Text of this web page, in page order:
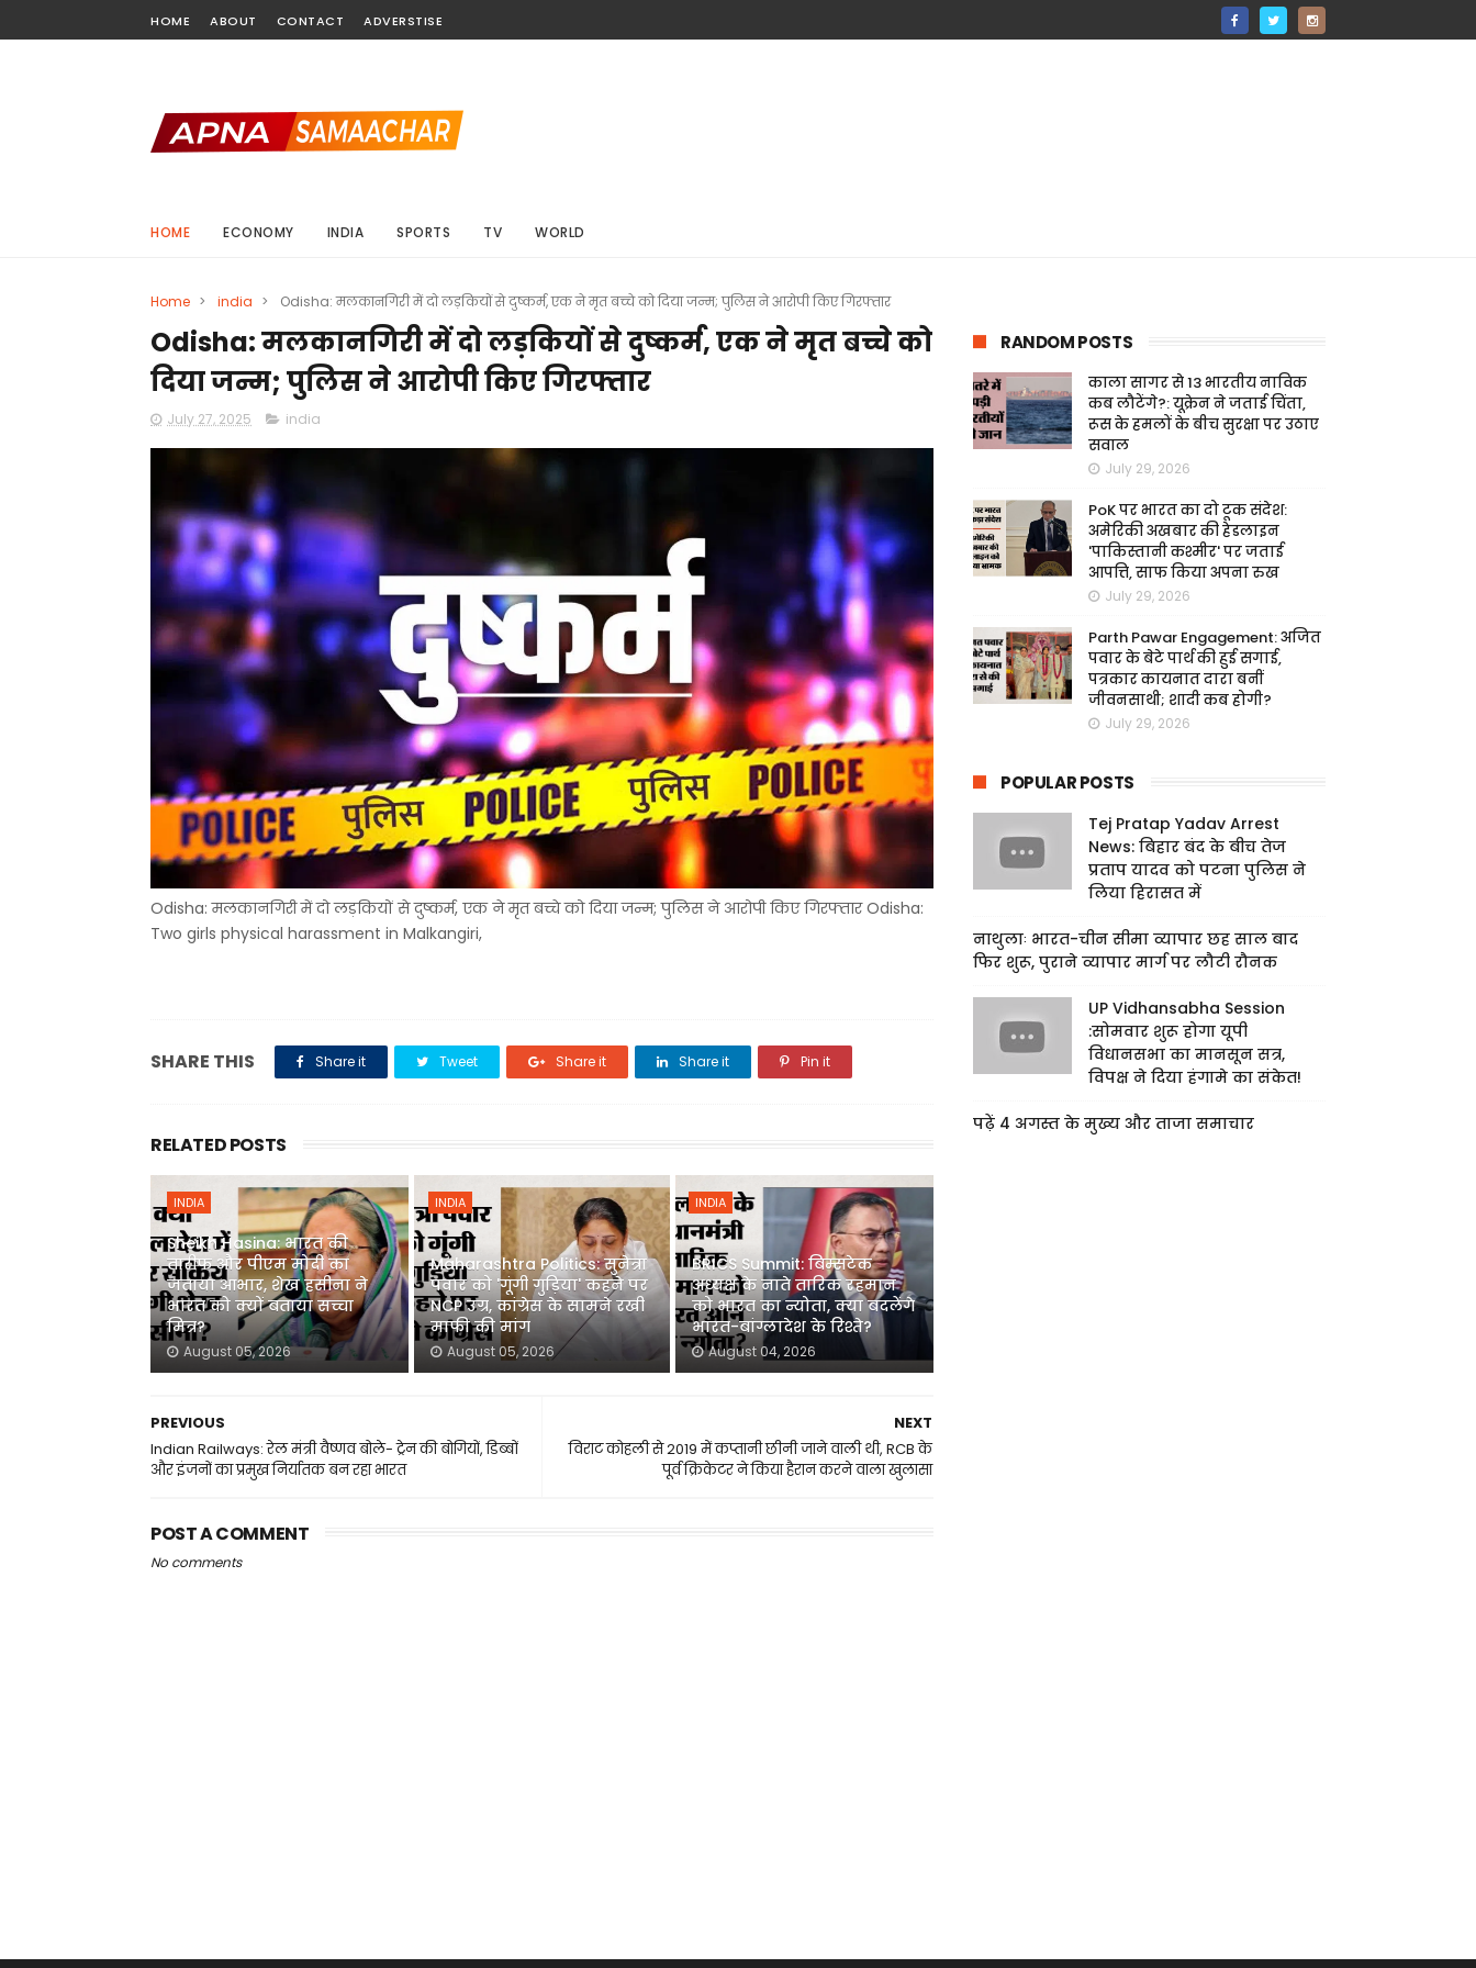
HOME ABOUT CONTACT ADVERSTISE
HOME ECONOMY INDIA SPORTS TV WORLD
Home > india > Odisha: मलकानगिरी में दो लड़कियों से दुष्कर्म, एक ने मृत बच्चे को दिया जन्म; पुलिस ने आरोपी किए गिरफ्तार
Odisha: मलकानगिरी में दो लड़कियों से दुष्कर्म, एक ने मृत बच्चे को
दिया जन्म; पुलिस ने आरोपी किए गिरफ्तार
July 27, 2025 india
Odisha: मलकानगिरी में दो लड़कियों से दुष्कर्म, एक ने मृत बच्चे को दिया जन्म; पुलिस ने आरोपी किए गिरफ्तार Odisha:
Two girls physical harassment in Malkangiri,
SHARE THIS Share it Tweet Share it Share it Pin it
RELATED POSTS
INDIA
Sheikh Hasina: भारत की
तारीफ और पीएम मोदी का
जताया आभार, शेख हसीना ने
भारत को क्यों बताया सच्चा
मित्र?
August 05, 2026
INDIA
Maharashtra Politics: सुनेत्रा
पवार को 'गूंगी गुड़िया' कहने पर
NCP उग्र, कांग्रेस के सामने रखी
माफी की मांग
August 05, 2026
INDIA
BRICS Summit: बिम्सटेक
अध्यक्ष के नाते तारिक रहमान
को भारत का न्योता, क्या बदलेंगे
भारत-बांग्लादेश के रिश्ते?
August 04, 2026
NEXT
विराट कोहली से 2019 में कप्तानी छीनी जाने वाली थी, RCB के
पूर्व क्रिकेटर ने किया हैरान करने वाला खुलासा
PREVIOUS
Indian Railways: रेल मंत्री वैष्णव बोले- ट्रेन की बोगियों, डिब्बों
और इंजनों का प्रमुख निर्यातक बन रहा भारत
POST A COMMENT
No comments
RANDOM POSTS
काला सागर से 13 भारतीय नाविक
कब लौटेंगे?: यूक्रेन ने जताई चिंता,
रूस के हमलों के बीच सुरक्षा पर उठाए
सवाल
July 29, 2026
PoK पर भारत का दो टूक संदेश:
अमेरिकी अखबार की हेडलाइन
'पाकिस्तानी कश्मीर' पर जताई
आपत्ति, साफ किया अपना रुख
July 29, 2026
Parth Pawar Engagement: अजित
पवार के बेटे पार्थ की हुई सगाई,
पत्रकार कायनात दारा बनीं
जीवनसाथी; शादी कब होगी?
July 29, 2026
POPULAR POSTS
Tej Pratap Yadav Arrest
News: बिहार बंद के बीच तेज
प्रताप यादव को पटना पुलिस ने
लिया हिरासत में
नाथुलाः भारत-चीन सीमा व्यापार छह साल बाद
फिर शुरू, पुराने व्यापार मार्ग पर लौटी रौनक
UP Vidhansabha Session
:सोमवार शुरू होगा यूपी
विधानसभा का मानसून सत्र,
विपक्ष ने दिया हंगामे का संकेत!
पढ़ें 4 अगस्त के मुख्य और ताजा समाचार